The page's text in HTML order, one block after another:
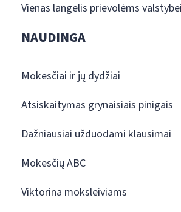
Vienas langelis prievolėms
NAUDINGA
Mokesčiai ir jų dydžiai
Atsiskaitymas grynaisiais pinigais
Dažniausiai užduodami klausimai
Mokesčių ABC
Viktorina moksleiviams